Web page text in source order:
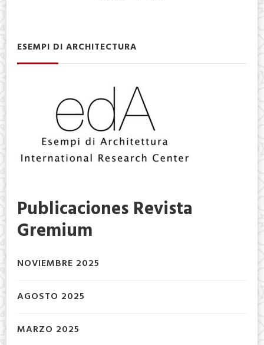
ESEMPI DI ARCHITECTURA
Publicaciones Revista
Gremium
NOVIEMBRE 2025
AGOSTO 2025
MARZO 2025